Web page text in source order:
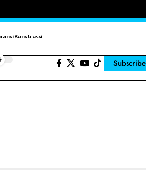
Konstruksi
Subscribe